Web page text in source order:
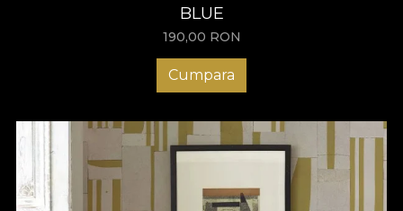
BLUE
190,00 RON
Cumpara